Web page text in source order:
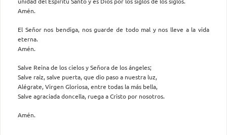
Amén.
El Señor nos bendiga, nos guarde de todo mal y nos lleve a la vida
eterna.
Amén.
Salve Reina de los cielos y Señora de los ángeles;
Salve raíz, salve puerta, que dio paso a nuestra luz,
Alégrate, Virgen Gloriosa, entre todas la más bella,
Salve agraciada doncella, ruega a Cristo por nosotros.
Amén.